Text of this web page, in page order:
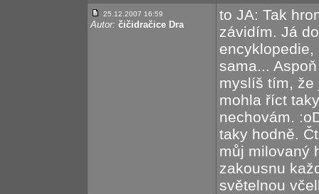
25.12.2007 16:59
Autor: čičidračice Dra
to JA: Tak
závidím. Já
sama...
myslíš tím, že
mohla říct
nechovám.
taky hodně.
můj milovaný
zakousnu
světelnou